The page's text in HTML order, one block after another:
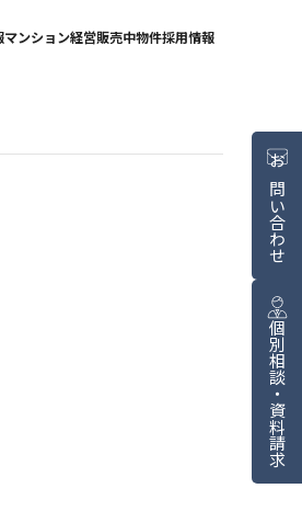
マンション経営販売中物件採用情報
お問い合わせ
個別相談・資料請求